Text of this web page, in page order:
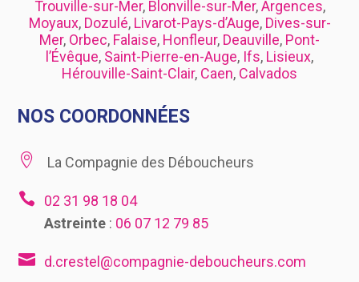
Trouville-sur-Mer, Blonville-sur-Mer,Argences,
Moyaux, Dozulé, Livarot-Pays-d’Auge, Dives-sur-
Mer, Orbec, Falaise, Honfleur, Deauville, Pont-
l’Évêque, Saint-Pierre-en-Auge, Ifs, Lisieux,
Hérouville-Saint-Clair, Caen, Calvados
NOS COORDONNÉES
 La Compagnie des Déboucheurs

02 31 98 18 04
Astreinte: 06 07 12 79 85
 d.crestel@compagnie-deboucheurs.com